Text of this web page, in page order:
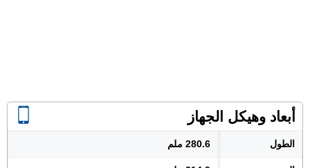
أبعاد وهيكل الجهاز
الطول 280.6 ملم